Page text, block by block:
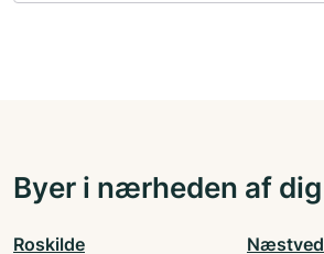
Byer i nærheden af dig
Roskilde Næstved